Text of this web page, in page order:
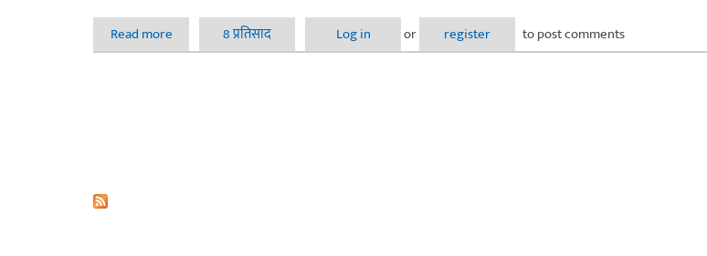
Read more about डस्ट इन द विंड
8 प्रतिसाद Log in or register to post comments